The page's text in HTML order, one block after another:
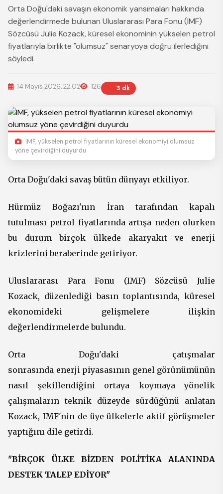
Orta Doğu'daki savaşın ekonomik yansımaları hakkında
değerlendirmede bulunan Uluslararası Para Fonu (IMF)
Sözcüsü Julie Kozack, küresel ekonominin yükselen petrol
fiyatlarıyla birlikte "olumsuz" senaryoya doğru ilerlediğini
söyledi.
14 Mayıs 2026, 22:02 126 3 dk
IMF, yükselen petrol fiyatlarının küresel ekonomiyi olumsuz
yöne çevirdiğini duyurdu
Orta Doğu'daki savaş bütün dünyayı etkiliyor.
Hürmüz Boğazı'nın İran tarafından kapalı
tutulması petrol fiyatlarında artışa neden olurken
bu durum birçok ülkede akaryakıt ve enerji
krizlerini beraberinde getiriyor.
Uluslararası Para Fonu (IMF) Sözcüsü Julie
Kozack, düzenlediği basın toplantısında, küresel
ekonomideki gelişmelere ilişkin
değerlendirmelerde bulundu.
Orta Doğu'daki çatışmalar
sonrasında enerji piyasasının genel görünümünün
nasıl şekillendiğini ortaya koymaya yönelik
çalışmaların teknik düzeyde sürdüğünü anlatan
Kozack, IMF'nin de üye ülkelerle aktif görüşmeler
yaptığını dile getirdi.
"BİRÇOK ÜLKE BİZDEN POLİTİKA ALANINDA
DESTEK TALEP EDİYOR"